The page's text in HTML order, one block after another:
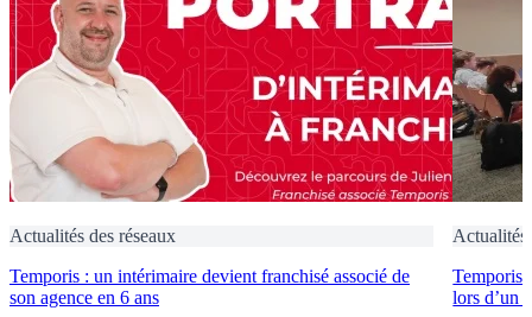
Actualités des réseaux
Temporis : un intérimaire devient franchisé associé de
son agence en 6 ans
Actualités
Temporis
lors d’un